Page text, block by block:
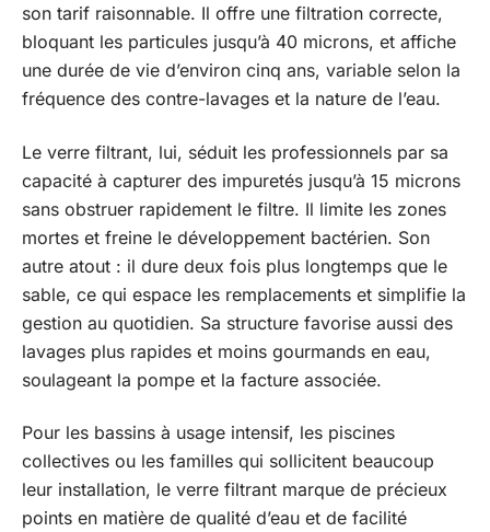
son tarif raisonnable. Il offre une filtration correcte,
bloquant les particules jusqu’à 40 microns, et affiche
une durée de vie d’environ cinq ans, variable selon la
fréquence des contre-lavages et la nature de l’eau.
Le verre filtrant, lui, séduit les professionnels par sa
capacité à capturer des impuretés jusqu’à 15 microns
sans obstruer rapidement le filtre. Il limite les zones
mortes et freine le développement bactérien. Son
autre atout : il dure deux fois plus longtemps que le
sable, ce qui espace les remplacements et simplifie la
gestion au quotidien. Sa structure favorise aussi des
lavages plus rapides et moins gourmands en eau,
soulageant la pompe et la facture associée.
Pour les bassins à usage intensif, les piscines
collectives ou les familles qui sollicitent beaucoup
leur installation, le verre filtrant marque de précieux
points en matière de qualité d’eau et de facilité